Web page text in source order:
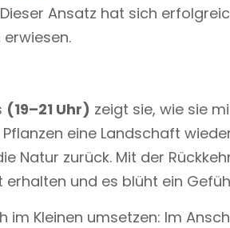
Ansatz hat sich
(19–21 Uhr) zeigt sie, wie sie
eine Landschaft
Natur zurück. Mit der
und es blüht ein
Kleinen umsetzen: Im